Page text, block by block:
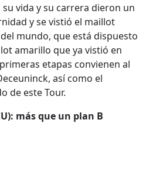
su vida y su carrera dieron un
y se vistió el maillot
mundo, que está dispuesto
amarillo que ya vistió en
etapas convienen al
así como el
de este Tour.
más que un plan B